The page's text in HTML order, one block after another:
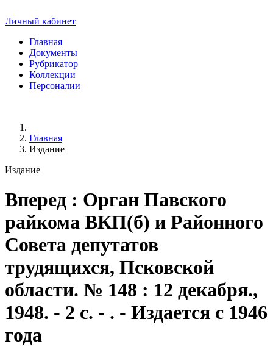
Личный кабинет
Главная
Документы
Рубрикатор
Коллекции
Персоналии
Главная
Издание
Издание
Вперед : Орган Павского
райкома ВКП(б) и Районного
Совета депутатов
трудящихся, Псковской
области. № 148 : 12 декабря.,
1948. - 2 с. - . - Издается с 1946
года